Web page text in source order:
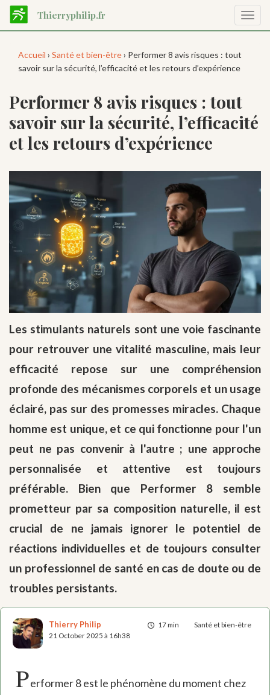
Aller
contenu
Thierryphilip.fr
la
Accueil › Santé et bien-être› Performer 8 avis risques : tout
savoir sur la sécurité, l’efficacité et les retours d’expérience
Performer 8 avis risques : tout
savoir sur la sécurité, l’efficacité
et les retours d’expérience
Les stimulants naturels sont une voie fascinante
pour retrouver une vitalité masculine, mais leur
efficacité repose sur une compréhension
profonde des mécanismes corporels et un usage
éclairé, pas sur des promesses miracles. Chaque
homme est unique, et ce qui fonctionne pour l'un
peut ne pas convenir à l'autre ; une approche
personnalisée et attentive est toujours
préférable. Bien que Performer 8 semble
prometteur par sa composition naturelle, il est
crucial de ne jamais ignorer le potentiel de
réactions individuelles et de toujours consulter
un professionnel de santé en cas de doute ou de
troubles persistants.
17 min Santé et bien-être
Thierry Philip
21 October 2025 à 16h38
Performer 8 est le phénomène du moment chez